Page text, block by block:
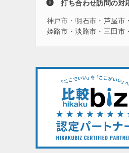
打ち合わせ訪問の対
神戸市・明石市・芦屋市
姫路市・淡路市・三田市